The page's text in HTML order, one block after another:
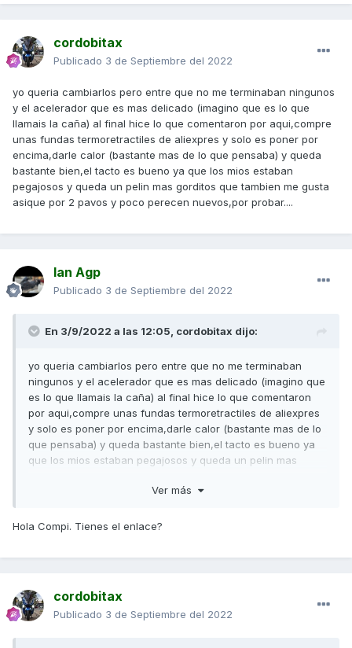
cordobitax
Publicado 3 de Septiembre del 2022
yo queria cambiarlos pero entre que no me terminaban ningunos
y el acelerador que es mas delicado (imagino que es lo que
llamais la caña) al final hice lo que comentaron por aqui,compre
unas fundas termoretractiles de aliexpres y solo es poner por
encima,darle calor (bastante mas de lo que pensaba) y queda
bastante bien,el tacto es bueno ya que los mios estaban
pegajosos y queda un pelin mas gorditos que tambien me gusta
asique por 2 pavos y poco perecen nuevos,por probar....
Ian Agp
Publicado 3 de Septiembre del 2022
En 3/9/2022 a las 12:05, cordobitax dijo:
yo queria cambiarlos pero entre que no me terminaban
ningunos y el acelerador que es mas delicado (imagino que
es lo que llamais la caña) al final hice lo que comentaron
por aqui,compre unas fundas termoretractiles de aliexpres
y solo es poner por encima,darle calor (bastante mas de lo
que pensaba) y queda bastante bien,el tacto es bueno ya
que los mios estaban pegajosos y queda un pelin mas
perecen nuevos,por probar....
Ver más
Hola Compi. Tienes el enlace?
cordobitax
Publicado 3 de Septiembre del 2022